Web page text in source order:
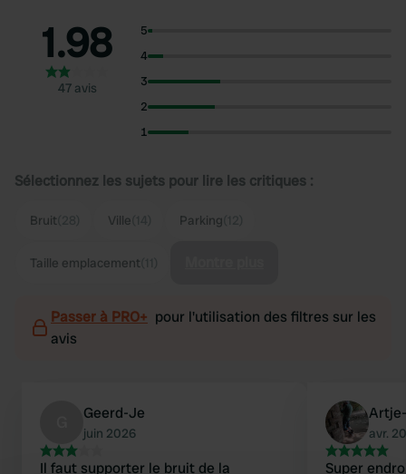
1.98
47 avis
5
4
3
2
1
Sélectionnez les sujets pour lire les critiques :
Bruit Ville Parking
Taille emplacement
Passer à PRO+ pour l'utilisation des filtres sur les
avis
Geerd-Je
juin 2026
Il faut supporter le bruit de la
avr.
Super